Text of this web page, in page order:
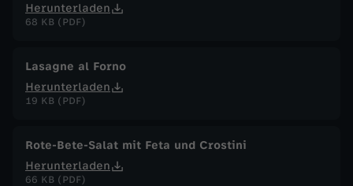
Herunterladen
68 KB (PDF)
Lasagne al Forno
Herunterladen
19 KB (PDF)
Rote-Bete-Salat mit Feta und Crostini
Herunterladen
66 KB (PDF)